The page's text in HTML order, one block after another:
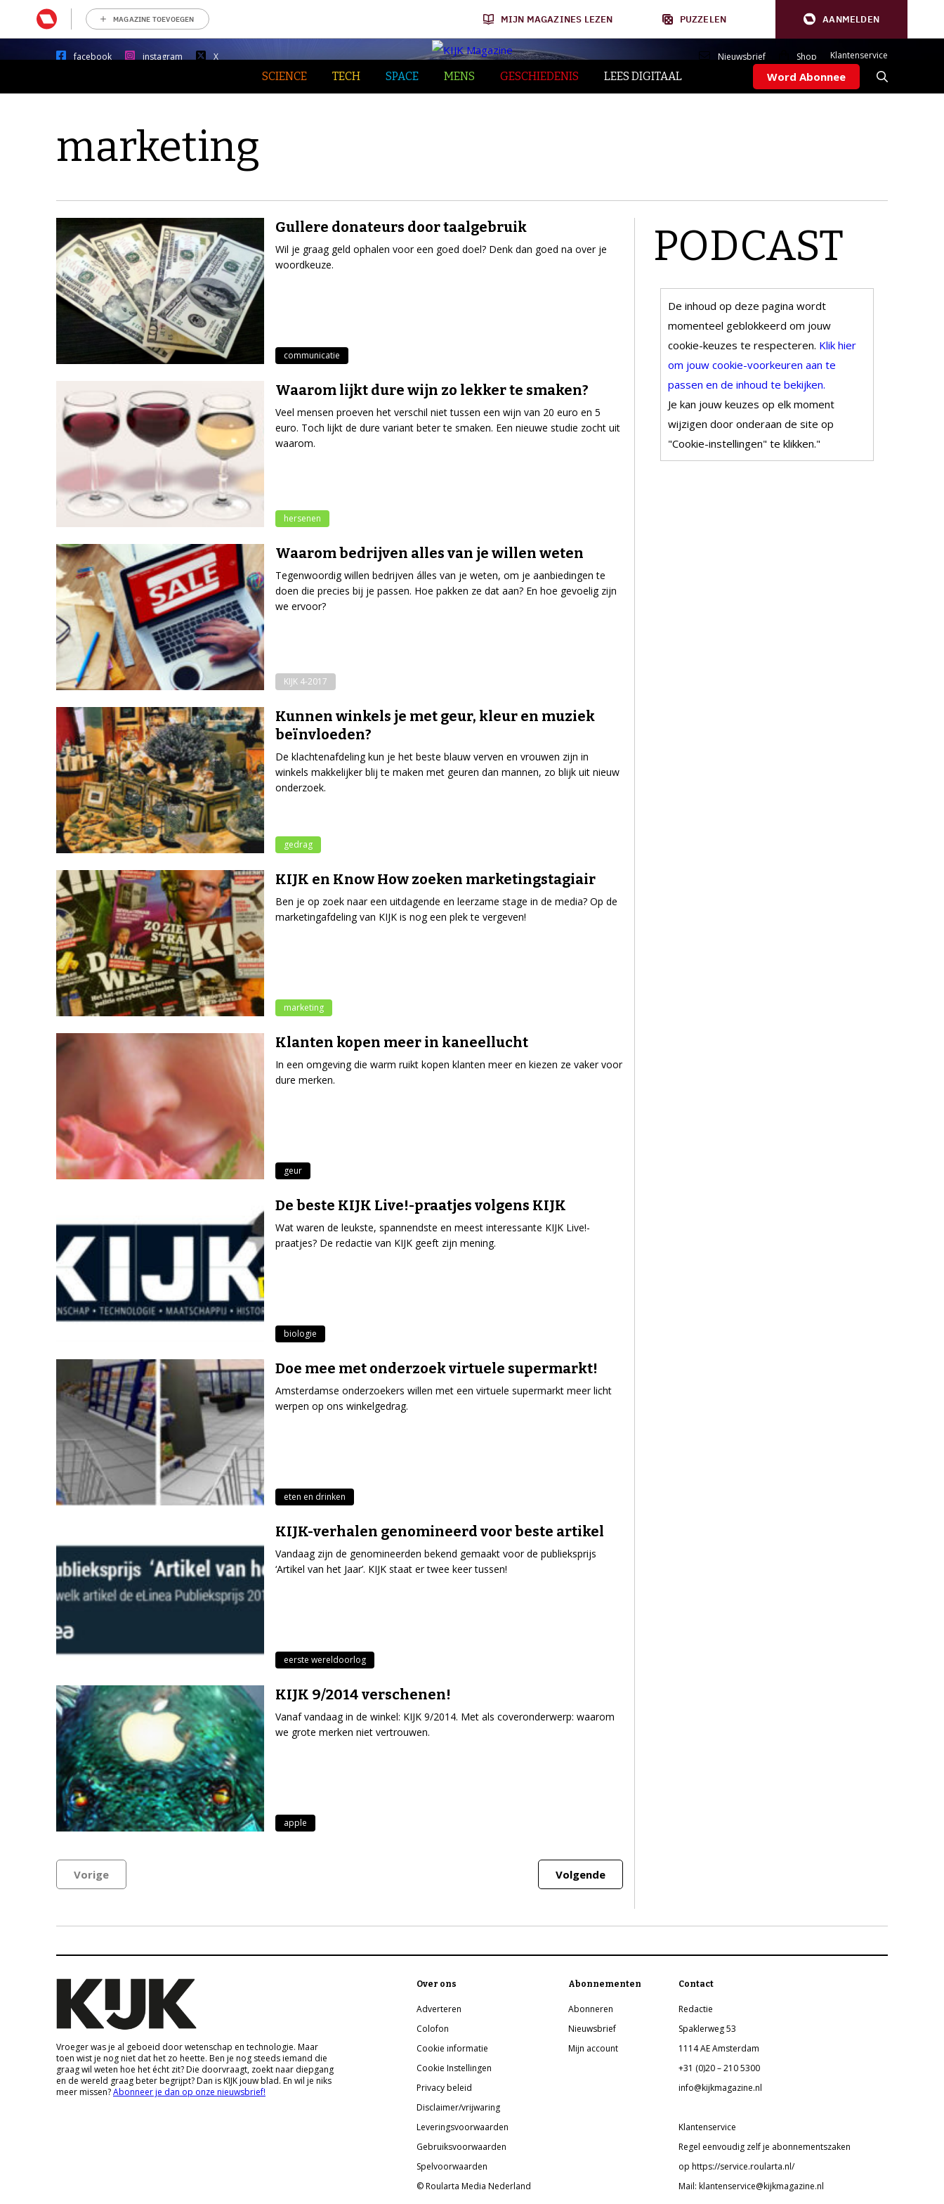
MAGAZINE TOEVOEGEN MIJN MAGAZINES LEZEN PUZZELEN AANMELDEN
facebook instagram X Nieuwsbrief Shop Klantenservice
SCIENCE TECH SPACE MENS GESCHIEDENIS LEES DIGITAAL Word Abonnee
marketing
Gullere donateurs door taalgebruik
Wil je graag geld ophalen voor een goed doel? Denk dan goed na over je
woordkeuze.
communicatie
Waarom lijkt dure wijn zo lekker te smaken?
Veel mensen proeven het verschil niet tussen een wijn van 20 euro en 5
euro. Toch lijkt de dure variant beter te smaken. Een nieuwe studie zocht uit
waarom.
hersenen
Waarom bedrijven alles van je willen weten
Tegenwoordig willen bedrijven álles van je weten, om je aanbiedingen te
doen die precies bij je passen. Hoe pakken ze dat aan? En hoe gevoelig zijn
we ervoor?
KIJK 4-2017
Kunnen winkels je met geur, kleur en muziek
beïnvloeden?
De klachtenafdeling kun je het beste blauw verven en vrouwen zijn in
winkels makkelijker blij te maken met geuren dan mannen, zo blijk uit nieuw
onderzoek.
gedrag
KIJK en Know How zoeken marketingstagiair
Ben je op zoek naar een uitdagende en leerzame stage in de media? Op de
marketingafdeling van KIJK is nog een plek te vergeven!
marketing
Klanten kopen meer in kaneellucht
In een omgeving die warm ruikt kopen klanten meer en kiezen ze vaker voor
dure merken.
geur
De beste KIJK Live!-praatjes volgens KIJK
Wat waren de leukste, spannendste en meest interessante KIJK Live!-
praatjes? De redactie van KIJK geeft zijn mening.
biologie
Doe mee met onderzoek virtuele supermarkt!
Amsterdamse onderzoekers willen met een virtuele supermarkt meer licht
werpen op ons winkelgedrag.
eten en drinken
KIJK-verhalen genomineerd voor beste artikel
Vandaag zijn de genomineerden bekend gemaakt voor de publieksprijs
‘Artikel van het Jaar’. KIJK staat er twee keer tussen!
eerste wereldoorlog
KIJK 9/2014 verschenen!
Vanaf vandaag in de winkel: KIJK 9/2014. Met als coveronderwerp: waarom
we grote merken niet vertrouwen.
apple
Vorige Volgende
PODCAST
De inhoud op deze pagina wordt
momenteel geblokkeerd om jouw
cookie-keuzes te respecteren. Klik hier
om jouw cookie-voorkeuren aan te
passen en de inhoud te bekijken.
Je kan jouw keuzes op elk moment
wijzigen door onderaan de site op
"Cookie-instellingen" te klikken."
Vroeger was je al geboeid door wetenschap en technologie. Maar
toen wist je nog niet dat het zo heette. Ben je nog steeds iemand die
graag wil weten hoe het écht zit? Die doorvraagt, zoekt naar diepgang
en de wereld graag beter begrijpt? Dan is KIJK jouw blad. En wil je niks
meer missen?Abonneer je dan op onze nieuwsbrief!
Over ons
Adverteren
Colofon
Cookie informatie
Cookie Instellingen
Privacy beleid
Disclaimer/vrijwaring
Leveringsvoorwaarden
Gebruiksvoorwaarden
Spelvoorwaarden
© Roularta Media Nederland
Abonnementen
Abonneren
Nieuwsbrief
Mijn account
Contact
Redactie
Spaklerweg 53
1114 AE Amsterdam
+31 (0)20 – 210 5300
info@kijkmagazine.nl
Klantenservice
Regel eenvoudig zelf je abonnementszaken
op https://service.roularta.nl/
Mail: klantenservice@kijkmagazine.nl